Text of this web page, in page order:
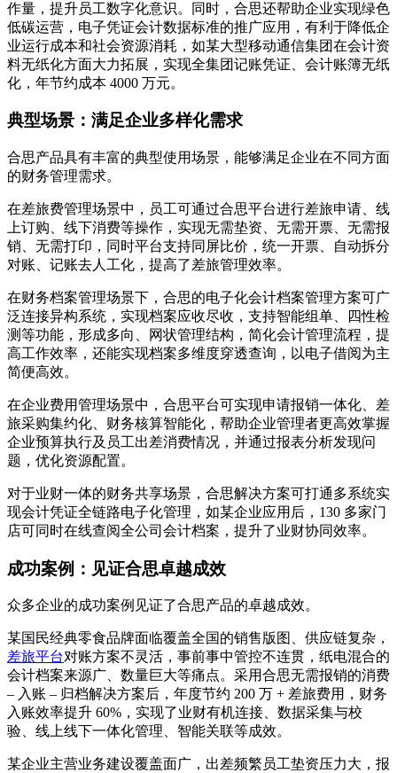
作量，提升员工数字化意识。同时，合思还帮助企业实现绿色
低碳运营，电子凭证会计数据标准的推广应用，有利于降低企
业运行成本和社会资源消耗，如某大型移动通信集团在会计资
料无纸化方面大力拓展，实现全集团记账凭证、会计账簿无纸
化，年节约成本 4000 万元。
典型场景：满足企业多样化需求
合思产品具有丰富的典型使用场景，能够满足企业在不同方面
的财务管理需求。
在差旅费管理场景中，员工可通过合思平台进行差旅申请、线
上订购、线下消费等操作，实现无需垫资、无需开票、无需报
销、无需打印，同时平台支持同屏比价，统一开票、自动拆分
对账、记账去人工化，提高了差旅管理效率。
在财务档案管理场景下，合思的电子化会计档案管理方案可广
泛连接异构系统，实现档案应收尽收，支持智能组单、四性检
测等功能，形成多向、网状管理结构，简化会计管理流程，提
高工作效率，还能实现档案多维度穿透查询，以电子借阅为主
简便高效。
在企业费用管理场景中，合思平台可实现申请报销一体化、差
旅采购集约化、财务核算智能化，帮助企业管理者更高效掌握
企业预算执行及员工出差消费情况，并通过报表分析发现问
题，优化资源配置。
对于业财一体的财务共享场景，合思解决方案可打通多系统实
现会计凭证全链路电子化管理，如某企业应用后，130 多家门
店可同时在线查阅全公司会计档案，提升了业财协同效率。
成功案例：见证合思卓越成效
众多企业的成功案例见证了合思产品的卓越成效。
某国民经典零食品牌面临覆盖全国的销售版图、供应链复杂，
差旅平台对账方案不灵活，事前事中管控不连贯，纸电混合的
会计档案来源广、数量巨大等痛点。采用合思无需报销的消费
– 入账 – 归档解决方案后，年度节约 200 万 + 差旅费用，财务
入账效率提升 60%，实现了业财有机连接、数据采集与校
验、线上线下一体化管理、智能关联等成效。
某企业主营业务建设覆盖面广，出差频繁员工垫资压力大，报